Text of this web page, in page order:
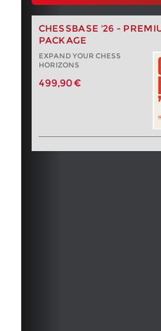
CHESSBASE '26 -
PACKAGE
EXPAND YOUR CHESS
HORIZONS
499,90 €